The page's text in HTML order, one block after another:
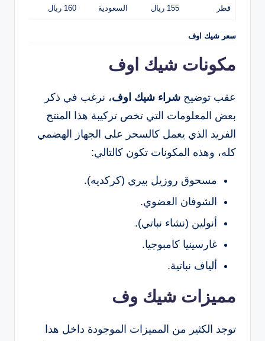
قطر 155 ريال السعودية 160 ريال
سعر شيك اوف
مكونات شيك اوف
عقب توضيح شراء شيك اوف، نرغب في ذكر
بعض المعلومات التي تخص تركيبة هذا المنتج
الفريد الذي يعمل كالسحر على الجهاز الهضمي
كله، وهذه المكونات تكون كالتالي:
مسحوق روزيل بيري (كركديه).
الشوفان العضوي.
أنولين (نشاء نباتي).
غارسينيا كامبوجيا.
ألياف نباتية.
مميزات شيك وف
توجد الكثير من المميزات الموجودة داخل هذا